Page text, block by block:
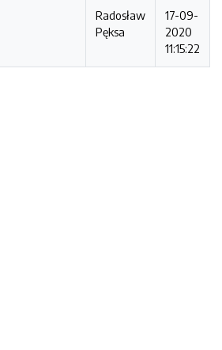
Radosław
Pęksa
17-09-
2020
11:15:22